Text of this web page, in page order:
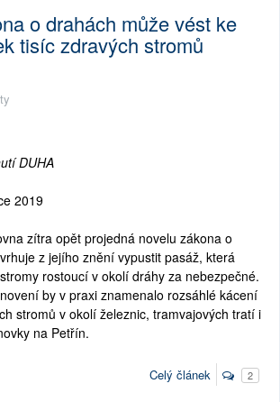
o drahách může vést ke
tisíc zdravých stromů
DUHA
2019
zítra opět projedná novelu zákona o
z jejího znění vypustit pasáž, která
rostoucí v okolí dráhy za nebezpečné.
by v praxi znamenalo rozsáhlé kácení
stromů v okolí železnic, tramvajových tratí i
na Petřín.
Celý článek 2